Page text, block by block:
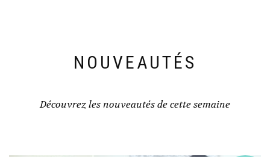
NOUVEAUTÉS
Découvrez les nouveautés de cette semaine